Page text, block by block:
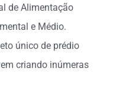
de Alimentação
e Médio.
único de prédio
criando inúmeras